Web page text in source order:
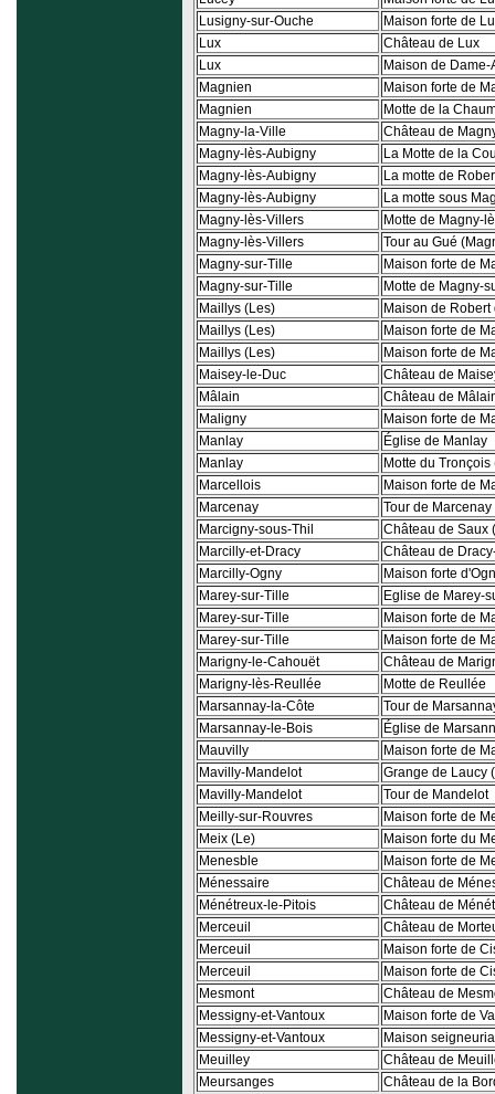
Lusigny-sur-Ouche
Maison forte de
Lux
Château de Lux
Lux
Maison de Dame-
Magnien
Maison forte de
Magnien
Motte de la
Magny-la-Ville
Château de
Magny-lès-Aubigny
La Motte de la
Magny-lès-Aubigny
La motte de
Magny-lès-Aubigny
La motte sous
Magny-lès-Villers
Motte de Magny-
Magny-lès-Villers
Tour au Gué
Magny-sur-Tille
Maison forte de
Magny-sur-Tille
Motte de Magny-
Maillys (Les)
Maison de Robert
Maillys (Les)
Maison forte de
Maillys (Les)
Maison forte de
Maisey-le-Duc
Château de
Mâlain
Château de
Maligny
Maison forte de
Manlay
Église de Manlay
Manlay
Motte du
Marcellois
Maison forte de
Marcenay
Tour de Marcenay
Marcigny-sous-Thil
Château de Saux
Marcilly-et-Dracy
Château de
Marcilly-Ogny
Maison forte
Marey-sur-Tille
Eglise de Marey-
Marey-sur-Tille
Maison forte de
Marey-sur-Tille
Maison forte de
Marigny-le-Cahouët
Château de
Marigny-lès-Reullée
Motte de Reullée
Marsannay-la-Côte
Tour de
Marsannay-le-Bois
Église de
Mauvilly
Maison forte de
Mavilly-Mandelot
Grange de Laucy
Mavilly-Mandelot
Tour de Mandelot
Meilly-sur-Rouvres
Maison forte de
Meix (Le)
Maison forte du
Menesble
Maison forte de
Ménessaire
Château de
Ménétreux-le-Pitois
Château de
Merceuil
Château de
Merceuil
Maison forte de
Merceuil
Maison forte de
Mesmont
Château de
Messigny-et-Vantoux
Maison forte de
Messigny-et-Vantoux
Maison
Meuilley
Château de
Meursanges
Château de la